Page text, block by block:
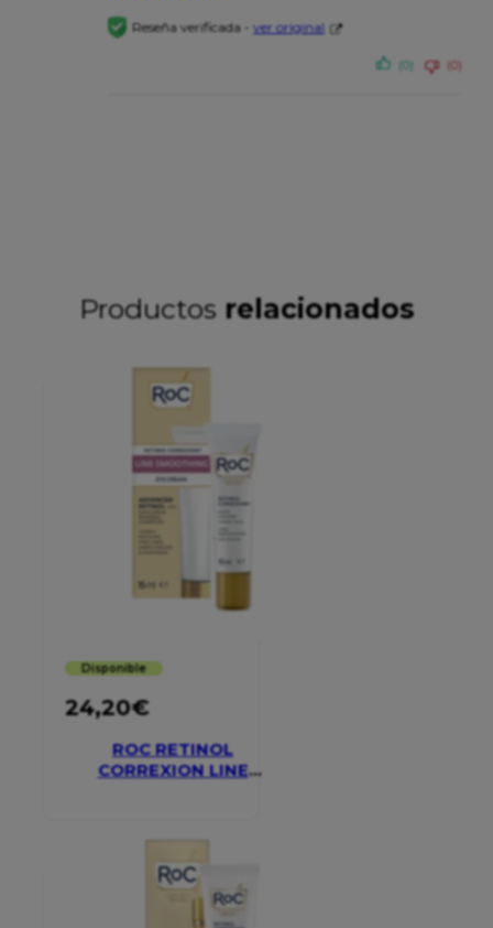
Reseña verificada - ver original
Productos relacionados
Disponible
24,20€
ROC RETINOL
CORREXION LINE